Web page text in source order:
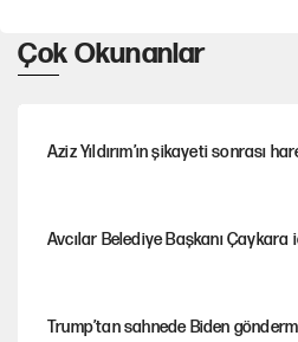
Çok Okunanlar
Aziz Yıldırım’ın şikayeti sonrası
Avcılar Belediye Başkanı Çaykara
Trump’tan sahnede Biden